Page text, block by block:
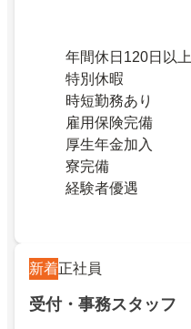
年間休日120日以上
特別休暇
時短勤務あり
雇用保険完備
厚生年金加入
寮完備
経験者優遇
新着正社員
受付・事務スタッフ